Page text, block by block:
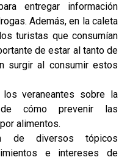
entregar información
Además, en la caleta
turistas que consumían
de estar al tanto de
surgir al consumir estos
los veraneantes sobre la
cómo prevenir las
alimentos.
de diversos tópicos
e intereses de